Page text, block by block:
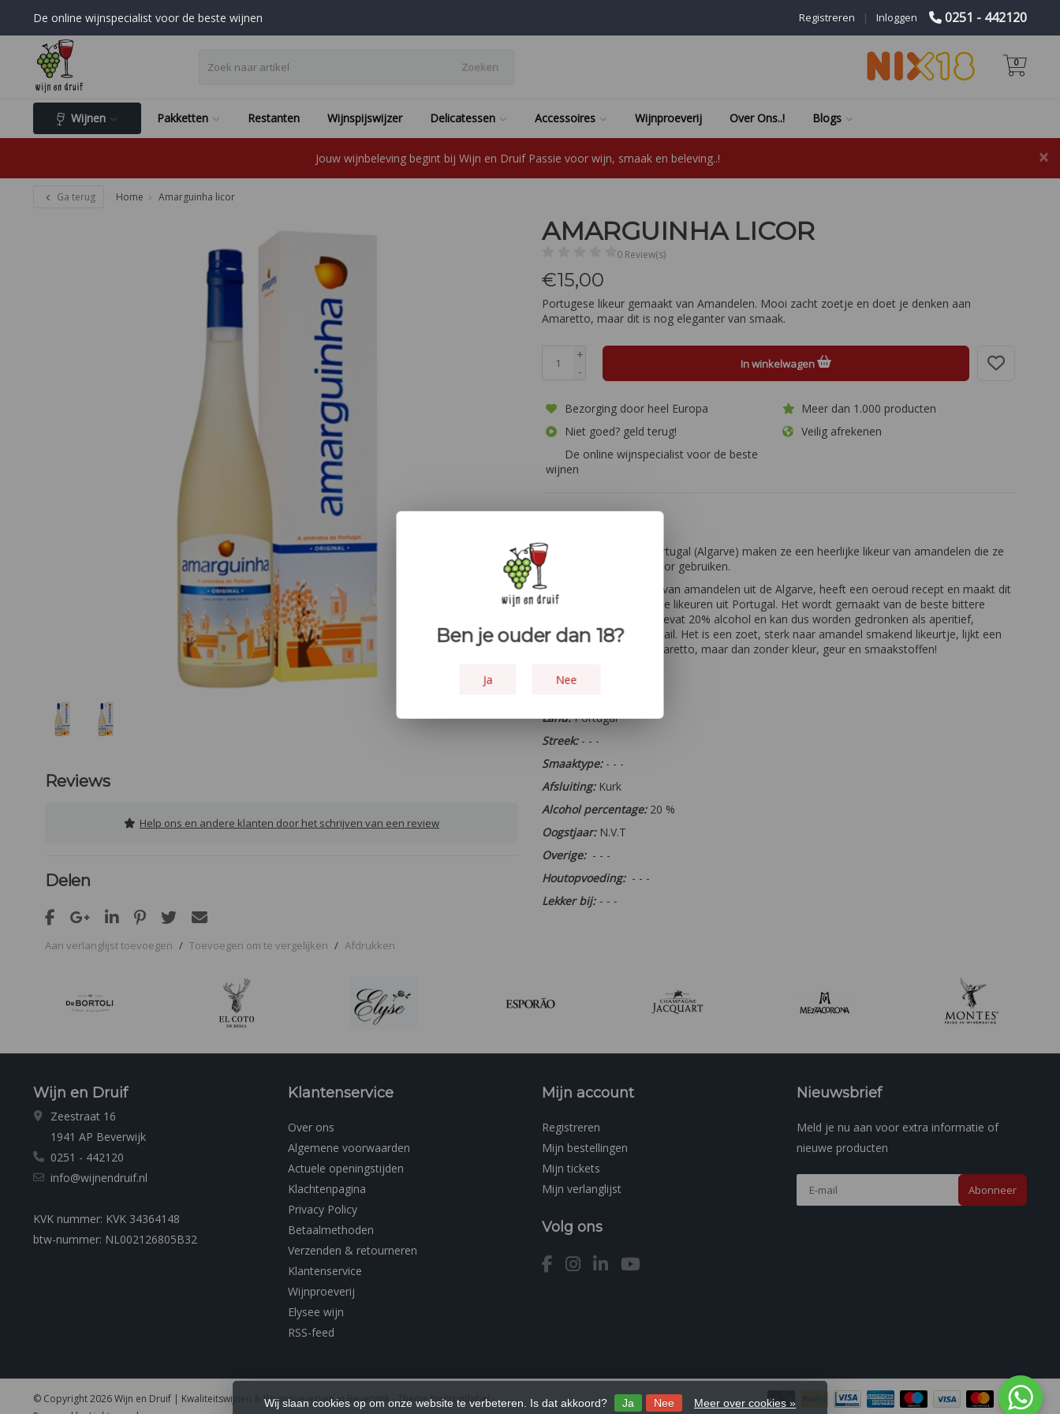
De online wijnspecialist voor de beste wijnen 0251 - 442120
Inloggen
|
Registreren
Zoeken 0
Wijnen Pakketten Restanten Wijnspijswijzer Delicatessen Accessoires Wijnproeverij Over Ons..! Blogs
Jouw wijnbeleving begint bij Wijn en Druif Passie voor wijn, smaak en beleving..! ×
Ga terug Home Amarguinha licor
Reviews
Help ons en andere klanten door het schrijven van een review
Delen
Aan verlanglijst toevoegen / Toevoegen om te vergelijken / Afdrukken
AMARGUINHA LICOR
0 Review(s)
€15,00
Portugese likeur gemaakt van Amandelen. Mooi zacht zoetje en doet je denken aan
Amaretto, maar dit is nog eleganter van smaak.
+
-
In winkelwagen
Bezorging door heel Europa
Meer dan 1.000 producten
Niet goed? geld terug!
Veilig afrekenen
De online wijnspecialist voor de beste
wijnen
In de het zuiden van Portugal (Algarve) maken ze een heerlijke likeur van amandelen die ze
voor de rest nergens voor gebruiken.
Deze traditionele likeur van amandelen uit de Algarve, heeft een oeroud recept en maakt dit
tot de drie bestverkochte likeuren uit Portugal. Het wordt gemaakt van de beste bittere
amandelen die er zijn, bevat 20% alcohol en kan dus worden gedronken als aperitief,
digestief of in een cocktail. Het is een zoet, sterk naar amandel smakend likeurtje, lijkt een
beetje op Italiaanse Amaretto, maar dan zonder kleur, geur en smaakstoffen!
Kleur:
Land:Portugal
Streek:- - -
Smaaktype:- - -
Afsluiting:Kurk
Alcohol percentage:20 %
Oogstjaar:N.V.T
Overige:- - -
Houtopvoeding:- - -
Lekker bij: - - -
Wijn en Druif
Zeestraat 16
1941 AP Beverwijk
0251 - 442120
info@wijnendruif.nl
KVK nummer: KVK 34364148
btw-nummer: NL002126805B32
Klantenservice
Over ons
Algemene voorwaarden
Actuele openingstijden
Klachtenpagina
Privacy Policy
Betaalmethoden
Verzenden & retourneren
Klantenservice
Wijnproeverij
Elysee wijn
RSS-feed
Mijn account
Registreren
Mijn bestellingen
Mijn tickets
Mijn verlanglijst
Volg ons
Nieuwsbrief
Meld je nu aan voor extra informatie of
nieuwe producten
Abonneer
Wij slaan cookies op om onze website te verbeteren. Is dat akkoord? Ja Nee Meer over cookies »
© Copyright 2026 Wijn en Druif | Kwaliteitswijnen & Wijnproeverijen in Beverwijk- Theme byFrontlabel-
Ben je ouder dan 18?
Ja Nee